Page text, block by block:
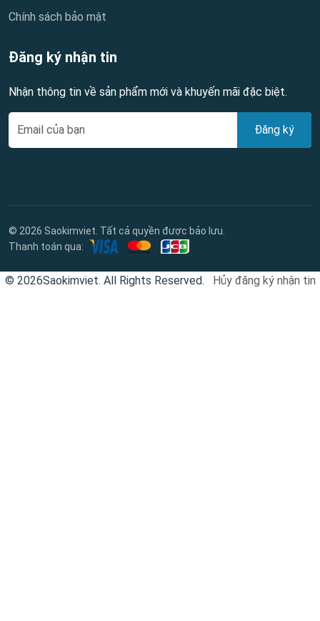
Chính sách bảo mật
Đăng ký nhận tin
Nhận thông tin về sản phẩm mới và khuyến mãi đặc biệt.
Đăng ký
© 2026 Saokimviet. Tất cả quyền được bảo lưu.
Thanh toán qua:
© 2026Saokimviet. All Rights Reserved. Hủy đăng ký nhận tin